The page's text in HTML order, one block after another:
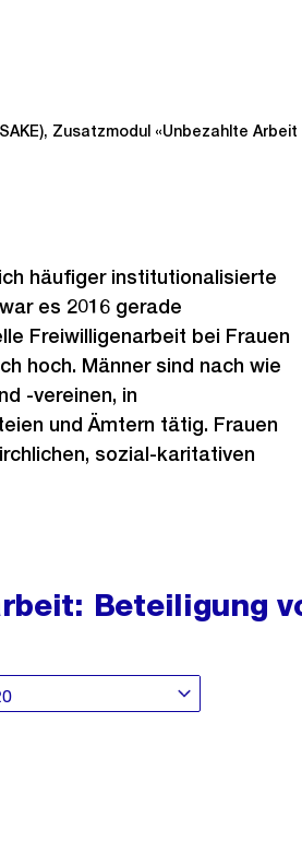
Zusatzmodul «Unbezahlte
häufiger institutionalisierte
es 2016 gerade
Freiwilligenarbeit bei Frauen
hoch. Männer sind nach wie
-vereinen, in
und Ämtern tätig. Frauen
sozial-karitativen
Beteiligung